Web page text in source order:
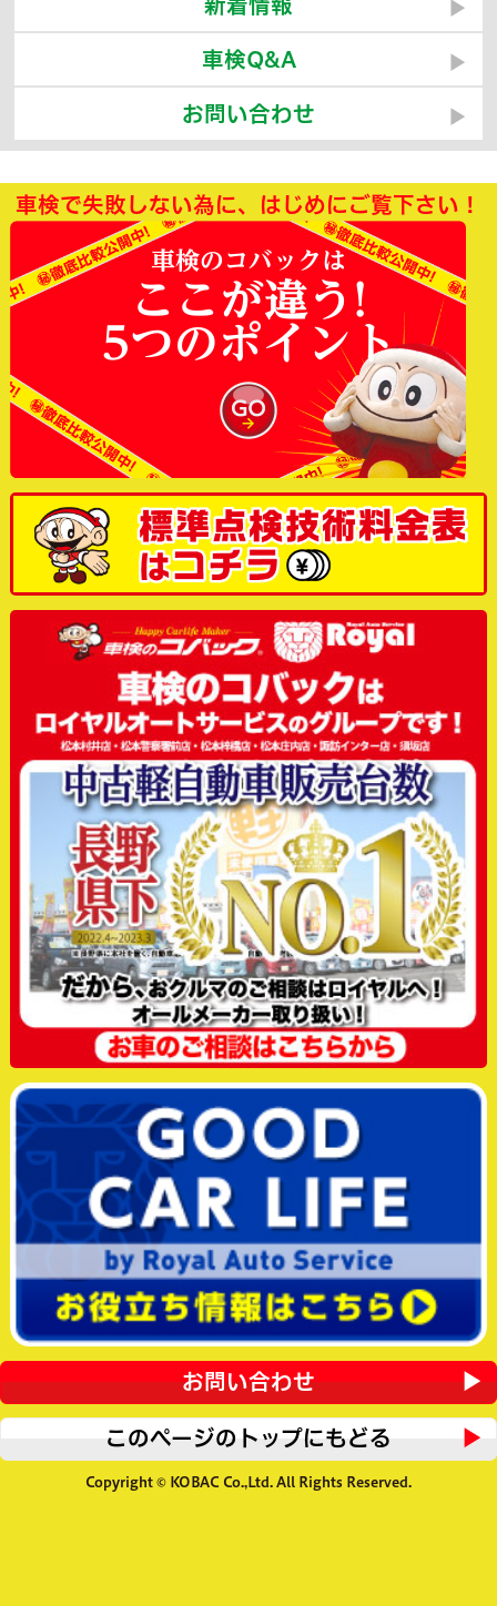
新着情報
車検Q&A
お問い合わせ
車検で失敗しない為に、はじめにご覧下さい！
車検のコバックは
ここが違う!
5つのポイント
お問い合わせ
このページのトップにもどる
Copyright © KOBAC Co.,Ltd. All Rights Reserved.